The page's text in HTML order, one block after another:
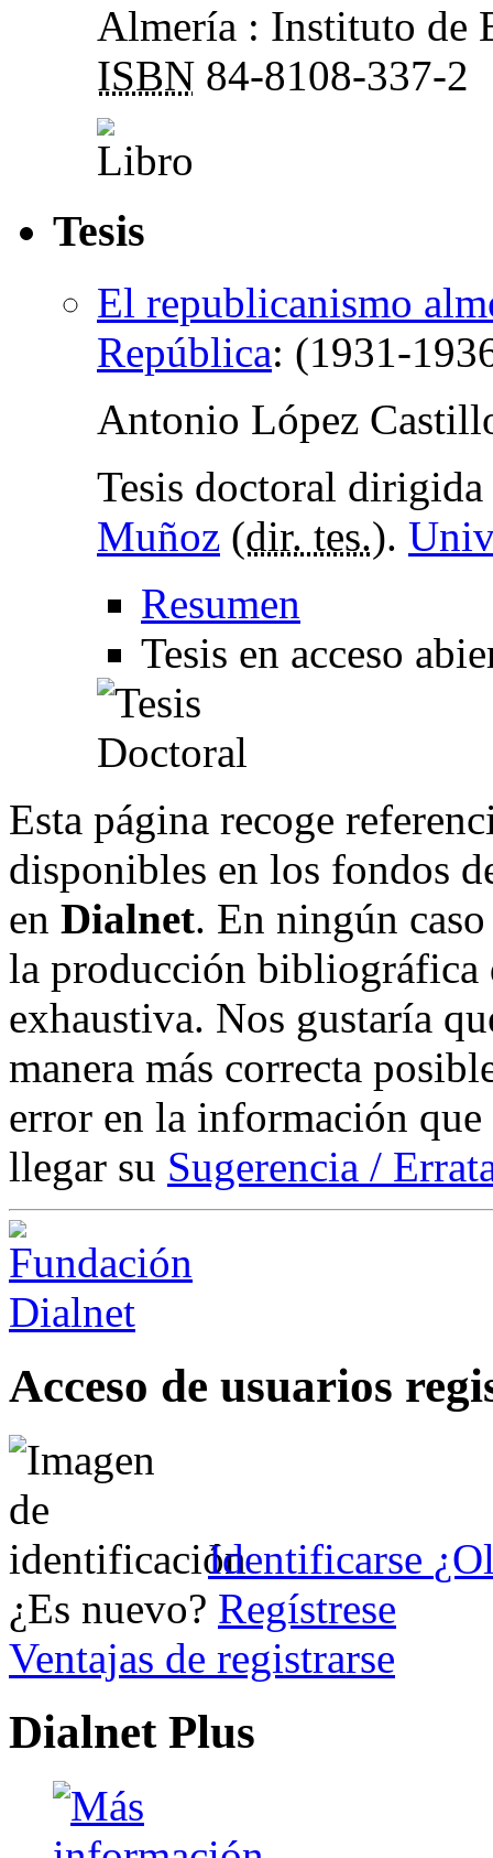
Almería : Instituto de
ISBN 84-8108-337-2
Tesis
El republicanismo
República: (1931-
Antonio López
Tesis doctoral
Muñoz (dir. tes.).
Resumen
Tesis en acceso
Esta página recoge
disponibles en los fondos
en Dialnet. En ningún
la producción bibliográfica
exhaustiva. Nos gustaría
manera más correcta
error en la información
llegar su Sugerencia /
Acceso de usuarios
Identificarse
¿Es nuevo? Regístrese
Ventajas de registrarse
Dialnet Plus